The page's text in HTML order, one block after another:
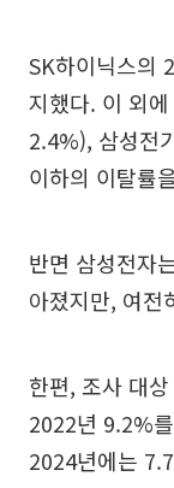
SK하이닉스의
지했다. 이 외
2.4%), 삼성전
이하의 이탈률
반면 삼성전자
아졌지만, 여전
한편, 조사 대
2022년 9.2%
2024년에는